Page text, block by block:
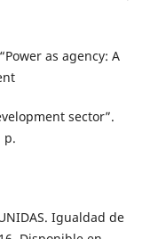
as agency: A
sector”.
p.
Igualdad de